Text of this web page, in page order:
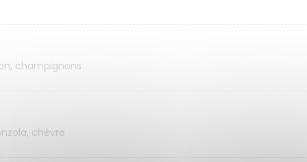
champignons
chèvre